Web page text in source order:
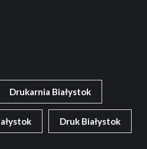
Drukarnia Białystok
Druk Białystok